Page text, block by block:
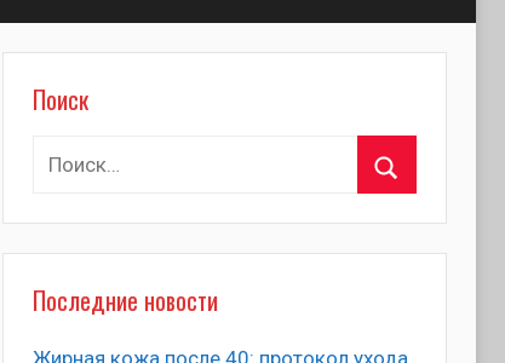
Поиск
Найти:
Последние новости
Жирная кожа после 40: протокол ухода,